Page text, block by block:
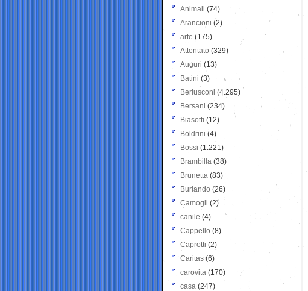
Animali (74)
Arancioni (2)
arte (175)
Attentato (329)
Auguri (13)
Batini (3)
Berlusconi (4.295)
Bersani (234)
Biasotti (12)
Boldrini (4)
Bossi (1.221)
Brambilla (38)
Brunetta (83)
Burlando (26)
Camogli (2)
canile (4)
Cappello (8)
Caprotti (2)
Caritas (6)
carovita (170)
casa (247)